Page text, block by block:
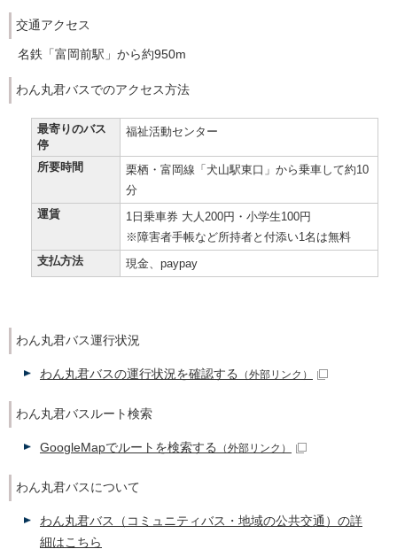
交通アクセス
名鉄「富岡前駅」から約950m
わん丸君バスでのアクセス方法
最寄りのバス
停
福祉活動センター
所要時間
栗栖・富岡線「犬山駅東口」から乗車して約10
分
運賃
1日乗車券 大人200円・小学生100円
※障害者手帳など所持者と付添い1名は無料
支払方法
現金、paypay
わん丸君バス運行状況
わん丸君バスの運行状況を確認する （外部リンク）
わん丸君バスルート検索
GoogleMapでルートを検索する （外部リンク）
わん丸君バスについて
わん丸君バス（コミュニティバス・地域の公共交通）の詳
細はこちら